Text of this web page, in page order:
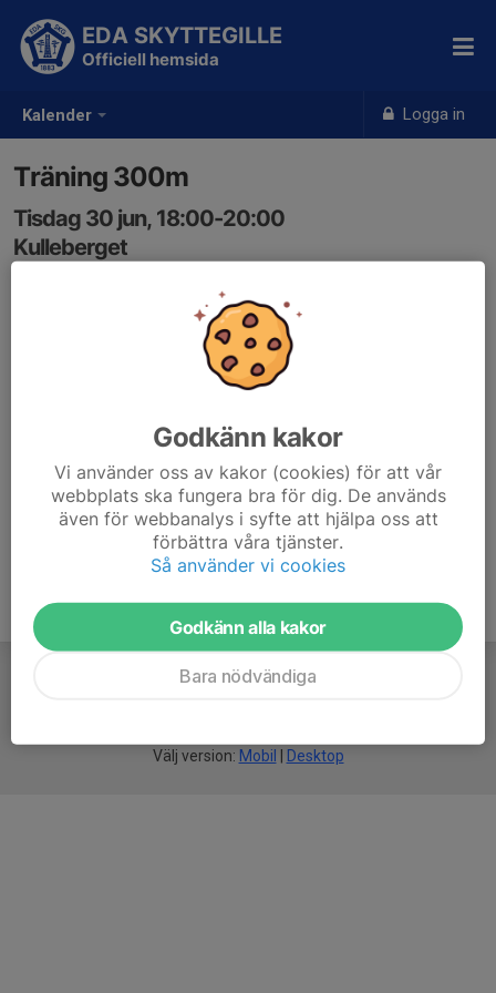
Kalender Logga in
EDA SKYTTEGILLE
Officiell hemsida
Träning 300m
Tisdag 30 jun, 18:00-20:00
Kulleberget
Välj version: Mobil Desktop
Godkänn kakor
Vi använder oss av kakor (cookies) för att vår
webbplats ska fungera bra för dig. De används
även för webbanalys i syfte att hjälpa oss att
förbättra våra tjänster.
Så använder vi cookies
Godkänn alla kakor
Bara nödvändiga